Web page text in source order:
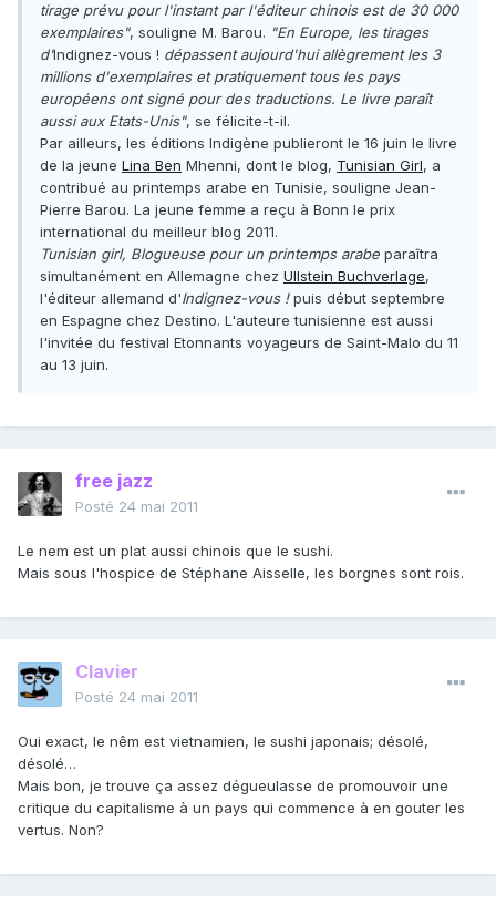
tirage prévu pour l'instant par l'éditeur chinois est de 30 000
exemplaires", souligne M. Barou. "En Europe, les tirages
d'Indignez-vous ! dépassent aujourd'hui allègrement les 3
millions d'exemplaires et pratiquement tous les pays
européens ont signé pour des traductions. Le livre paraît
aussi aux Etats-Unis", se félicite-t-il.
Par ailleurs, les éditions Indigène publieront le 16 juin le livre
de la jeune Lina Ben Mhenni, dont le blog, Tunisian Girl, a
contribué au printemps arabe en Tunisie, souligne Jean-
Pierre Barou. La jeune femme a reçu à Bonn le prix
international du meilleur blog 2011.
Tunisian girl, Blogueuse pour un printemps arabe paraîtra
simultanément en Allemagne chez Ullstein Buchverlage,
l'éditeur allemand d'Indignez-vous !puis début septembre
en Espagne chez Destino. L'auteure tunisienne est aussi
l'invitée du festival Etonnants voyageurs de Saint-Malo du 11
au 13 juin.
free jazz
Posté 24 mai 2011
Le nem est un plat aussi chinois que le sushi.
Mais sous l'hospice de Stéphane Aisselle, les borgnes sont rois.
Clavier
Posté 24 mai 2011
Oui exact, le nêm est vietnamien, le sushi japonais; désolé,
désolé…
Mais bon, je trouve ça assez dégueulasse de promouvoir une
critique du capitalisme à un pays qui commence à en gouter les
vertus. Non?